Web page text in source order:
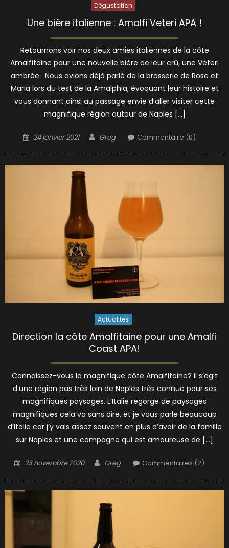
Dégustation
Une bière italienne : Amalfi Veteri APA !
Retournons voir nos deux amies italiennes de la côte
Amalfitaine pour une nouvelle bière de leur crû, une Veteri
ambrée. Nous avions déjà parlé de la brasserie de Rose et
Maria lors du test de la Amalphia, évoquant leur histoire et
vous donnant ainsi au passage envie d’aller visiter cette
magnifique région autour de Naples […]
Posted
24 janvier 2021 Author
Greg Commentaire (0)
Actualités
Direction la côte Amalfitaine pour une Amalfi
Coast APA!
Connaissez-vous la magnifique côte Amalfitaine? Il s’agit
d’une région pas très loin de Naples très connue pour ses
magnifiques paysages. L’Italie regorge de paysages
magnifiques cela va sans dire, et je vous parle beaucoup
d’Italie car j’y vais assez souvent en plus d’avoir de la famille
sur Naples et une compagne qui est amoureuse de […]
Posted
23 novembre 2020 Author
Greg Commentaires (2)